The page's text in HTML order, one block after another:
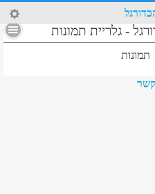
47
-גלריית תמונות
תמונות